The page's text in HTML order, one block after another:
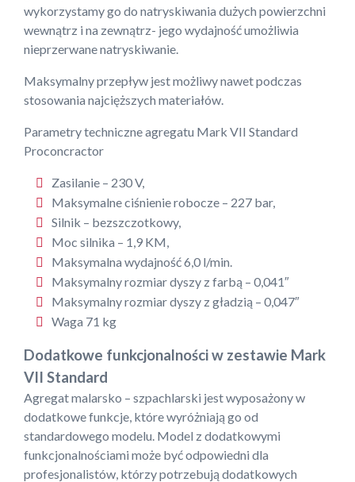
wykorzystamy go do natryskiwania dużych powierzchni
wewnątrz i na zewnątrz- jego wydajność umożliwia
nieprzerwane natryskiwanie.
Maksymalny przepływ jest możliwy nawet podczas
stosowania najcięższych materiałów.
Parametry techniczne agregatu Mark VII Standard
Proconcractor
Zasilanie – 230 V,
Maksymalne ciśnienie robocze – 227 bar,
Silnik – bezszczotkowy,
Moc silnika – 1,9 KM,
Maksymalna wydajność 6,0 l/min.
Maksymalny rozmiar dyszy z farbą – 0,041″
Maksymalny rozmiar dyszy z gładzią – 0,047″
Waga 71 kg
Dodatkowe funkcjonalności w zestawie Mark
VII Standard
Agregat malarsko – szpachlarski jest wyposażony w
dodatkowe funkcje, które wyróżniają go od
standardowego modelu. Model z dodatkowymi
funkcjonalnościami może być odpowiedni dla
profesjonalistów, którzy potrzebują dodatkowych